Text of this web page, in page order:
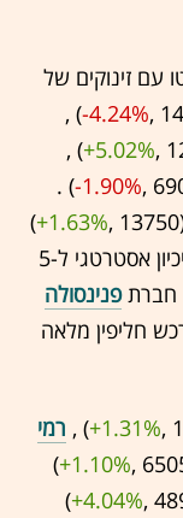
עם זינוקים של
-4.24%
‏) ,
+5.02%
‏) ,
-1.90%
‏) .
+1.63%
‏)
שריכזה עניין רב בעקבות חתימת הסכם זיכיון אסטרטגי ל-5
פנינסולה
חליפין מלאה
+1.31%
‏) , רמי
+1.10%
‏)
+4.04%
‏)